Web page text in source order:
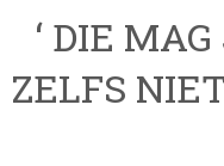
‘ DIE
ZELFS